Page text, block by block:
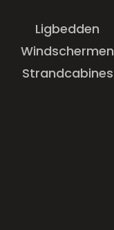
Ligbedden
Windschermen
Strandcabines